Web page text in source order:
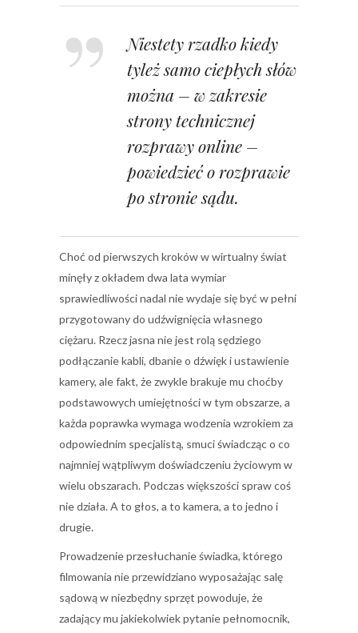
Niestety rzadko kiedy
tyleż samo ciepłych słów
można – w zakresie
strony technicznej
rozprawy online –
powiedzieć o rozprawie
po stronie sądu.
Choć od pierwszych kroków w wirtualny świat
minęły z okładem dwa lata wymiar
sprawiedliwości nadal nie wydaje się być w pełni
przygotowany do udźwignięcia własnego
ciężaru. Rzecz jasna nie jest rolą sędziego
podłączanie kabli, dbanie o dźwięk i ustawienie
kamery, ale fakt, że zwykle brakuje mu choćby
podstawowych umiejętności w tym obszarze, a
każda poprawka wymaga wodzenia wzrokiem za
odpowiednim specjalistą, smuci świadcząc o co
najmniej wątpliwym doświadczeniu życiowym w
wielu obszarach. Podczas większości spraw coś
nie działa. A to głos, a to kamera, a to jedno i
drugie.
Prowadzenie przesłuchanie świadka, którego
filmowania nie przewidziano wyposażając salę
sądową w niezbędny sprzęt powoduje, że
zadający mu jakiekolwiek pytanie pełnomocnik,